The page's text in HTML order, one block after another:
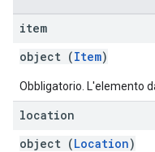
item
object (Item)
Obbligatorio. L'elemento
location
object (Location)